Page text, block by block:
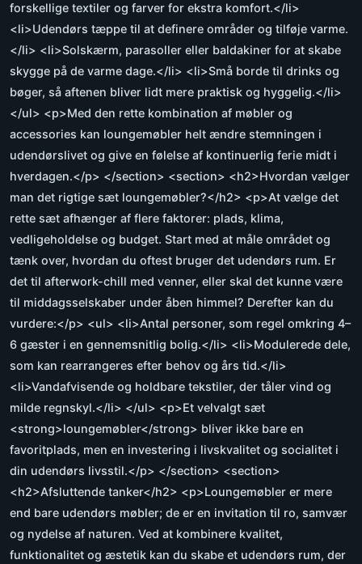
forskellige textiler og farver for ekstra komfort.</li>
<li>Udendørs tæppe til at definere områder og tilføje varme.
</li> <li>Solskærm, parasoller eller baldakiner for at skabe
skygge på de varme dage.</li> <li>Små borde til drinks og
bøger, så aftenen bliver lidt mere praktisk og hyggelig.</li>
</ul> <p>Med den rette kombination af møbler og
accessories kan loungemøbler helt ændre stemningen i
udendørslivet og give en følelse af kontinuerlig ferie midt i
hverdagen.</p> </section> <section> <h2>Hvordan vælger
man det rigtige sæt loungemøbler?</h2> <p>At vælge det
rette sæt afhænger af flere faktorer: plads, klima,
vedligeholdelse og budget. Start med at måle området og
tænk over, hvordan du oftest bruger det udendørs rum. Er
det til afterwork-chill med venner, eller skal det kunne være
til middagsselskaber under åben himmel? Derefter kan du
vurdere:</p> <ul> <li>Antal personer, som regel omkring 4–
6 gæster i en gennemsnitlig bolig.</li> <li>Modulerede dele,
som kan rearrangeres efter behov og års tid.</li>
<li>Vandafvisende og holdbare tekstiler, der tåler vind og
milde regnskyl.</li> </ul> <p>Et velvalgt sæt
<strong>loungemøbler</strong> bliver ikke bare en
favoritplads, men en investering i livskvalitet og socialitet i
din udendørs livsstil.</p> </section> <section>
<h2>Afsluttende tanker</h2> <p>Loungemøbler er mere
end bare udendørs møbler; de er en invitation til ro, samvær
og nydelse af naturen. Ved at kombinere kvalitet,
funktionalitet og æstetik kan du skabe et udendørs rum, der